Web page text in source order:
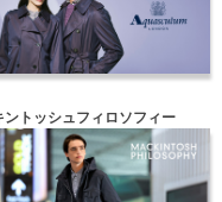
ントッシュフィロソフィー